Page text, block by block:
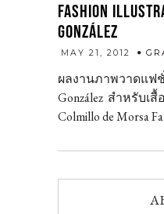
FASHION
GONZÁLEZ
MAY 21, 2012
ผลงานภาพวาดแฟ
González สำหรับเ
Colmillo de Morsa